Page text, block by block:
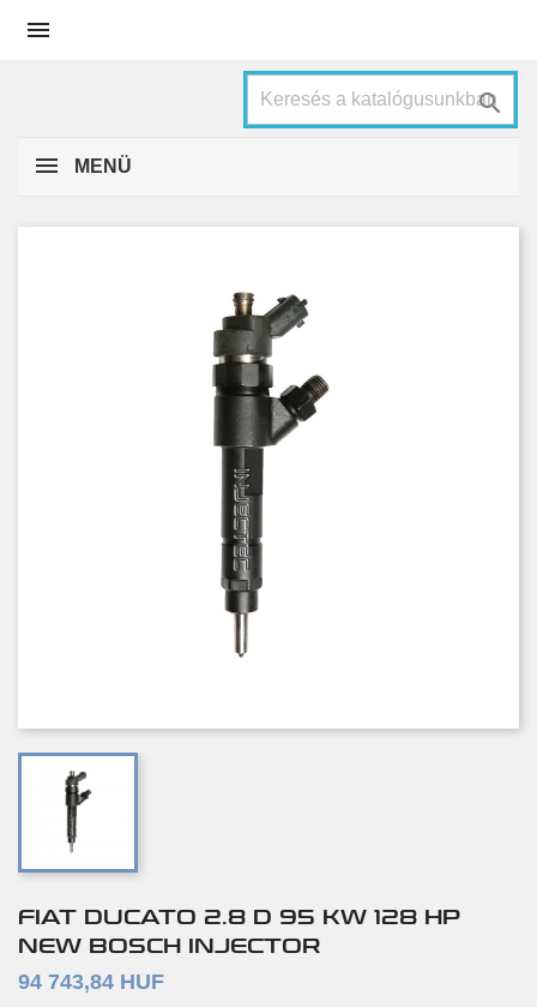


MENÜ
FIAT DUCATO 2.8 D 95 KW 128 HP
NEW BOSCH INJECTOR
94 743,84 HUF